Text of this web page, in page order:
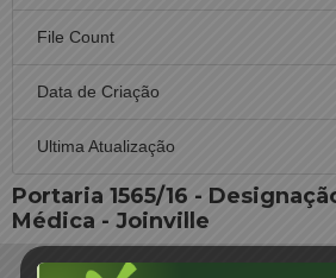
File Count
Data de Criação
Ultima Atualização
Portaria 1565/16 -
Médica - Joinville